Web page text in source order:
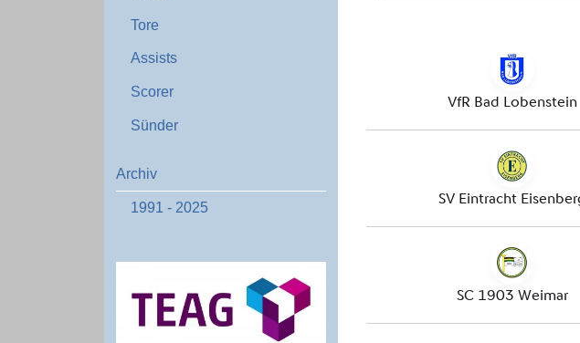
Tore
Assists
Scorer
Sünder
Archiv
1991 - 2025